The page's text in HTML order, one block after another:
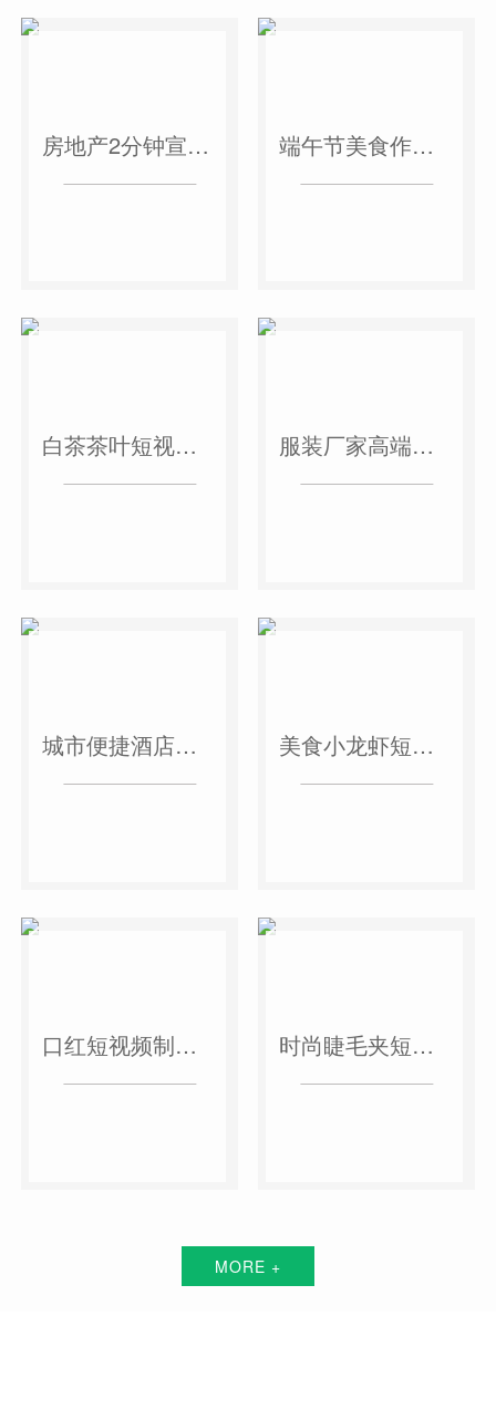
房地产2分钟宣传片 端午节美食作品短视频案例
白茶茶叶短视频作品 服装厂家高端短视频作品
城市便捷酒店短视频案例 美食小龙虾短视频案例
口红短视频制作案例 时尚睫毛夹短视频案例
MORE +